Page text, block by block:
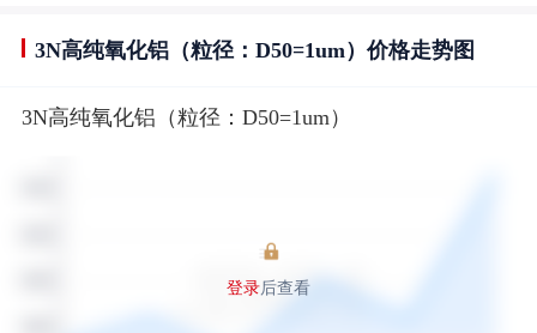
3N高纯氧化铝（粒径：D50=1um）价格走势图
3N高纯氧化铝（粒径：D50=1um）
登录后查看